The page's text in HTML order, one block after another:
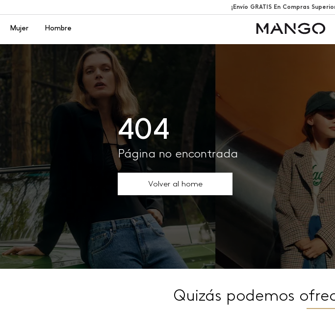
¡Envío GRATIS En Compras
Menú
Mujer Hombre
404
Página no encontrada
Volver al home
Quizás podemos